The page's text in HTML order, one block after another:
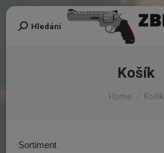
Search:
Hledání
Košík
You are here:
Home Košík
Sortiment